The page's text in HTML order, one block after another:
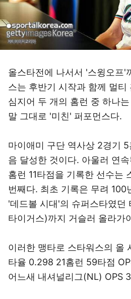
올스타전에 나서서 '스윙오프'
스는 후반기 시작과 함께 멀티
심지어 두 개의 홈런 중 하나
말 그대로 '미친' 퍼포먼스다.
마이애미 구단 역사상 2경기
음 달성한 것이다. 아울러 연
홈런 11타점을 기록한 선수는
번째다. 최초 기록은 무려 100
'데드볼 시대'의 슈퍼스타였던
타이거스)까지 거슬러 올라가
이러한 맹타로 스타워스의 올
타율 0.298 21홈런 59타점
어느새 내셔널리그(NL) OPS